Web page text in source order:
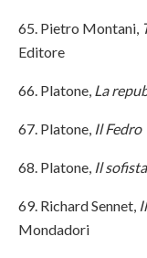
65. Pietro Montani,
Editore
66. Platone, La
67. Platone, Il Fedro
68. Platone, Il sofista
69. Richard Sennet,
Mondadori